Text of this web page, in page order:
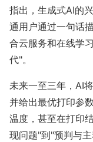
指出，生成式AI的
通用户通过一句话
合云服务和在线学
代"。
未来一至三年，AI
并给出最优打印参
温度，甚至在打印
现问题"到"预判与主